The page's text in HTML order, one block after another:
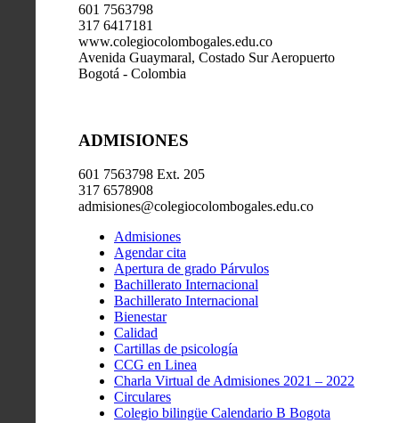
601 7563798
317 6417181
www.colegiocolombogales.edu.co
Avenida Guaymaral, Costado Sur Aeropuerto
Bogotá - Colombia
ADMISIONES
601 7563798 Ext. 205
317 6578908
admisiones@colegiocolombogales.edu.co
Admisiones
Agendar cita
Apertura de grado Párvulos
Bachillerato Internacional
Bachillerato Internacional
Bienestar
Calidad
Cartillas de psicología
CCG en Linea
Charla Virtual de Admisiones 2021 – 2022
Circulares
Colegio bilingüe Calendario B Bogota